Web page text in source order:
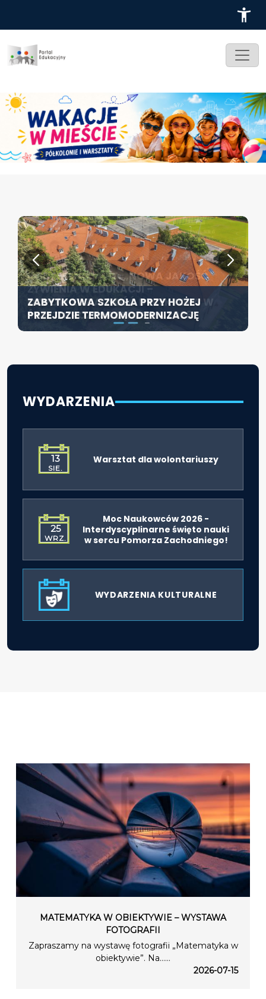
ZABYTKOWA SZKOŁA PRZY HOŻEJ
PRZEJDZIE TERMOMODERNIZACJĘ
KONFERENCJA PT. „NOWA JAKOŚĆ
ŻYWIENIA W EDUKACJI –
ODPOWIEDZIALNOŚĆ DYREKTORA W
ŚWIETLE ROZPORZĄDZENIA 2026”
SZCZECIN ROZWIJA EDUKACJĘ
WŁĄCZAJĄCĄ - NOWE
SPECJALISTYCZNE CENTRUM
ROZPOCZYNA DZIAŁALNOŚĆ
WYDARZENIA
13
SIE.
Warsztat dla wolontariuszy
25
WRZ.
Moc Naukowców 2026 -
Interdyscyplinarne święto nauki
w sercu Pomorza Zachodniego!
WYDARZENIA KULTURALNE
MATEMATYKA W OBIEKTYWIE – WYSTAWA
FOTOGRAFII
Zapraszamy na wystawę fotografii „Matematyka w
obiektywie”. Na…...
2026-07-15